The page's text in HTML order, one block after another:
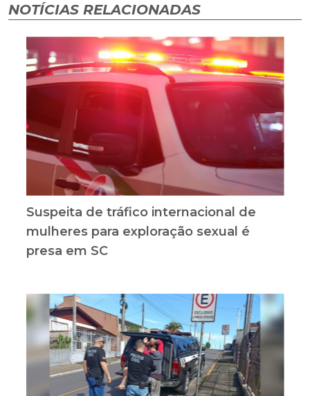
NOTÍCIAS RELACIONADAS
Suspeita de tráfico internacional de
mulheres para exploração sexual é
presa em SC